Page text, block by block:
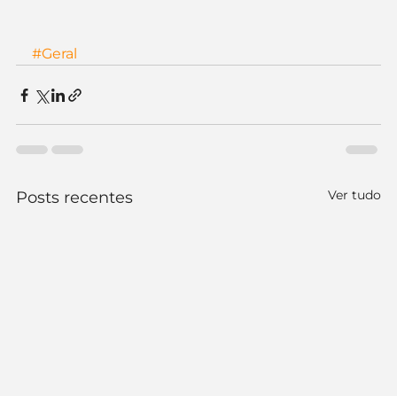
#Geral
Posts recentes Ver tudo